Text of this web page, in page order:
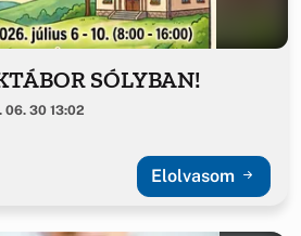
SÓLYBAN!
06. 30 13:02
Elolvasom